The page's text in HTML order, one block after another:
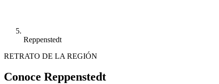
Reppenstedt
RETRATO DE LA REGIÓN
Conoce Reppenstedt